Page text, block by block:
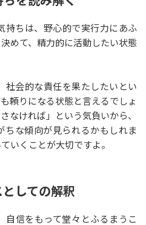
持ちは、野心的で実行力にあふ
めて、精力的に活動したい状態
社会的な責任を果たしたいとい
頼りになる状態と言えるでしょ
なければ」という気負いから、
ちな傾向が見られるかもしれま
いくことが大切ですよ。
としての解釈
自信をもって堂々とふるまうこ